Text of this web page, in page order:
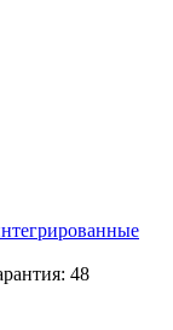
48